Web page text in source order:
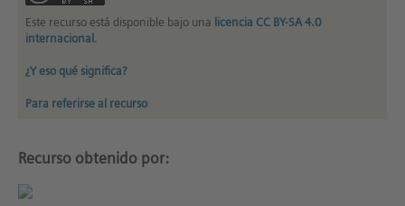
Este recurso está disponible bajo una licencia CC BY-SA 4.0
internacional.
¿Y eso qué significa?
Para referirse al recurso
Recurso obtenido por: